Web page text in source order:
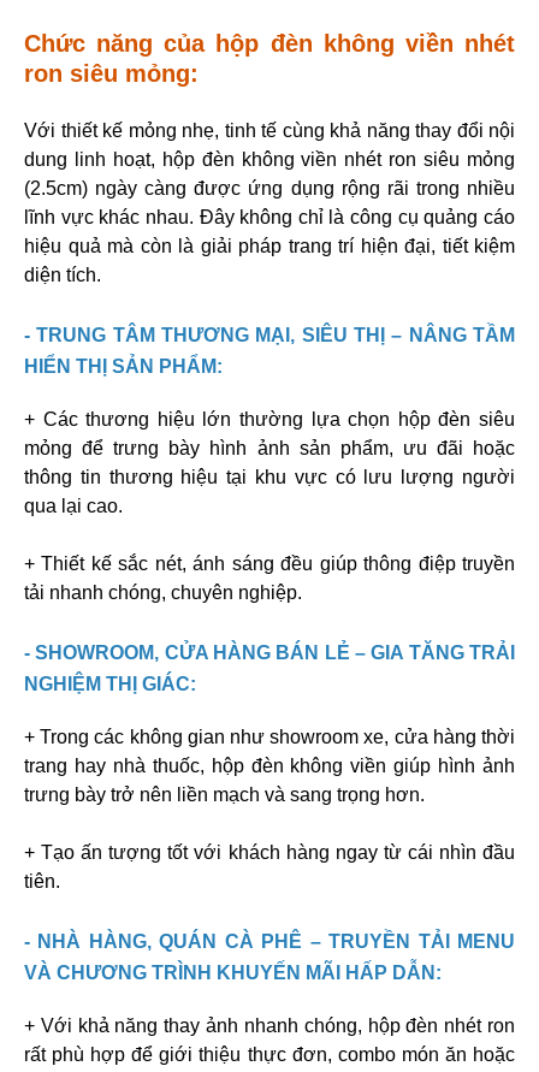
Chức năng của hộp đèn không viền nhét
ron siêu mỏng:
Với thiết kế mỏng nhẹ, tinh tế cùng khả năng thay đổi nội
dung linh hoạt, hộp đèn không viền nhét ron siêu mỏng
(2.5cm) ngày càng được ứng dụng rộng rãi trong nhiều
lĩnh vực khác nhau. Đây không chỉ là công cụ quảng cáo
hiệu quả mà còn là giải pháp trang trí hiện đại, tiết kiệm
diện tích.
- TRUNG TÂM THƯƠNG MẠI, SIÊU THỊ – NÂNG TẦM
HIỂN THỊ SẢN PHẨM:
+ Các thương hiệu lớn thường lựa chọn hộp đèn siêu
mỏng để trưng bày hình ảnh sản phẩm, ưu đãi hoặc
thông tin thương hiệu tại khu vực có lưu lượng người
qua lại cao.
+ Thiết kế sắc nét, ánh sáng đều giúp thông điệp truyền
tải nhanh chóng, chuyên nghiệp.
- SHOWROOM, CỬA HÀNG BÁN LẺ – GIA TĂNG TRẢI
NGHIỆM THỊ GIÁC:
+ Trong các không gian như showroom xe, cửa hàng thời
trang hay nhà thuốc, hộp đèn không viền giúp hình ảnh
trưng bày trở nên liền mạch và sang trọng hơn.
+ Tạo ấn tượng tốt với khách hàng ngay từ cái nhìn đầu
tiên.
- NHÀ HÀNG, QUÁN CÀ PHÊ – TRUYỀN TẢI MENU
VÀ CHƯƠNG TRÌNH KHUYẾN MÃI HẤP DẪN:
+ Với khả năng thay ảnh nhanh chóng, hộp đèn nhét ron
rất phù hợp để giới thiệu thực đơn, combo món ăn hoặc